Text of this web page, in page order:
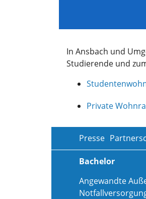
In Ansbach und
Studierende und
Private
Presse
Bachelor
Angewandte